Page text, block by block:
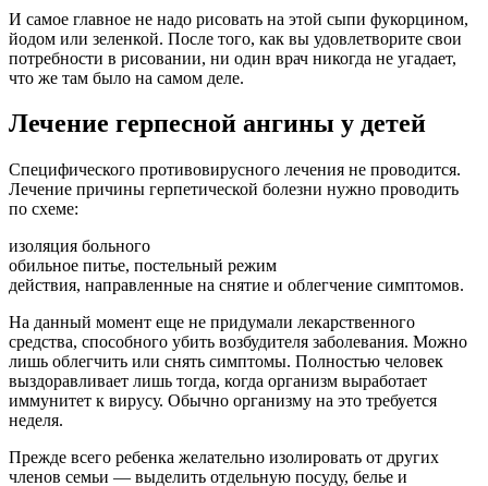
И самое главное не надо рисовать на этой сыпи фукорцином,
йодом или зеленкой. После того, как вы удовлетворите свои
потребности в рисовании, ни один врач никогда не угадает,
что же там было на самом деле.
Лечение герпесной ангины у детей
Специфического противовирусного лечения не проводится.
Лечение причины герпетической болезни нужно проводить
по схеме:
изоляция больного
обильное питье, постельный режим
действия, направленные на снятие и облегчение симптомов.
На данный момент еще не придумали лекарственного
средства, способного убить возбудителя заболевания. Можно
лишь облегчить или снять симптомы. Полностью человек
выздоравливает лишь тогда, когда организм выработает
иммунитет к вирусу. Обычно организму на это требуется
неделя.
Прежде всего ребенка желательно изолировать от других
членов семьи — выделить отдельную посуду, белье и